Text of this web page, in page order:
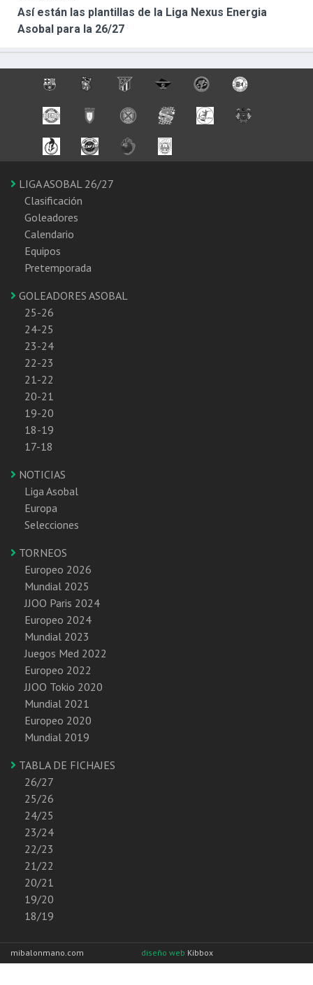
Así están las plantillas de la Liga Nexus Energia
Asobal para la 26/27
LIGA ASOBAL 26/27
Clasificación
Goleadores
Calendario
Equipos
Pretemporada
GOLEADORES ASOBAL
25-26
24-25
23-24
22-23
21-22
20-21
19-20
18-19
17-18
NOTICIAS
Liga Asobal
Europa
Selecciones
TORNEOS
Europeo 2026
Mundial 2025
JJOO Paris 2024
Europeo 2024
Mundial 2023
Juegos Med 2022
Europeo 2022
JJOO Tokio 2020
Mundial 2021
Europeo 2020
Mundial 2019
TABLA DE FICHAJES
26/27
25/26
24/25
23/24
22/23
21/22
20/21
19/20
18/19
mibalonmano.com diseño web Kibbox